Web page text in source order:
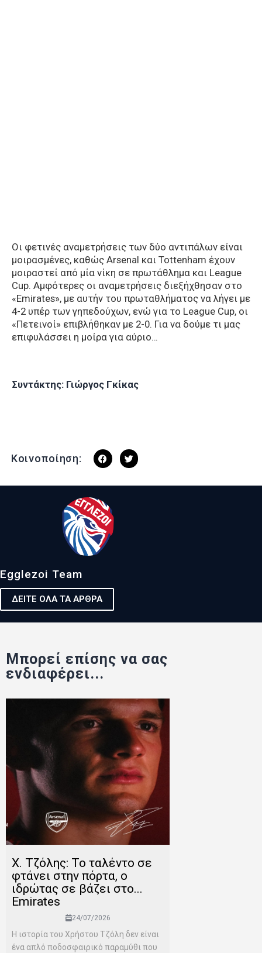
Οι φετινές αναμετρήσεις των δύο αντιπάλων είναι
μοιρασμένες, καθώς Arsenal και Tottenham έχουν
μοιραστεί από μία νίκη σε πρωτάθλημα και League
Cup. Αμφότερες οι αναμετρήσεις διεξήχθησαν στο
«Emirates», με αυτήν του πρωταθλήματος να λήγει με
4-2 υπέρ των γηπεδούχων, ενώ για το League Cup, οι
«Πετεινοί» επιβλήθηκαν με 2-0. Για να δούμε τι μας
επιφυλάσσει η μοίρα για αύριο…
Συντάκτης: Γιώργος Γκίκας
Κοινοποίηση:
Egglezoi Team
ΔΕΙΤΕ ΟΛΑ ΤΑ ΑΡΘΡΑ
Μπορεί επίσης να σας
ενδιαφέρει...
Χ. Τζόλης: Το ταλέντο σε
φτάνει στην πόρτα, ο
ιδρώτας σε βάζει στο...
Emirates
24/07/2026
Η ιστορία του Χρήστου Τζόλη δεν είναι
ένα απλό ποδοσφαιρικό παραμύθι που